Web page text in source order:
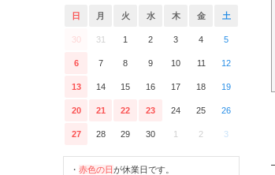
日 月 火 水 木 金 土
30 31 1 2 3 4 5
6 7 8 9 10 11 12
13 14 15 16 17 18 19
20 21 22 23 24 25 26
27 28 29 30 1 2 3
・ 赤色の日が休業日です。